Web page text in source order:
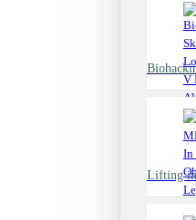
Lifting in